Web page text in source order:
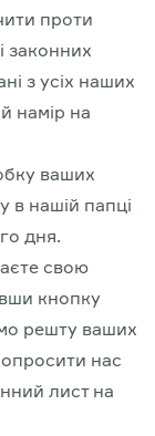
проти
законних
з усіх наших
намір на
ваших
в нашій папці
дня.
свою
кнопку
решту ваших
нас
лист на